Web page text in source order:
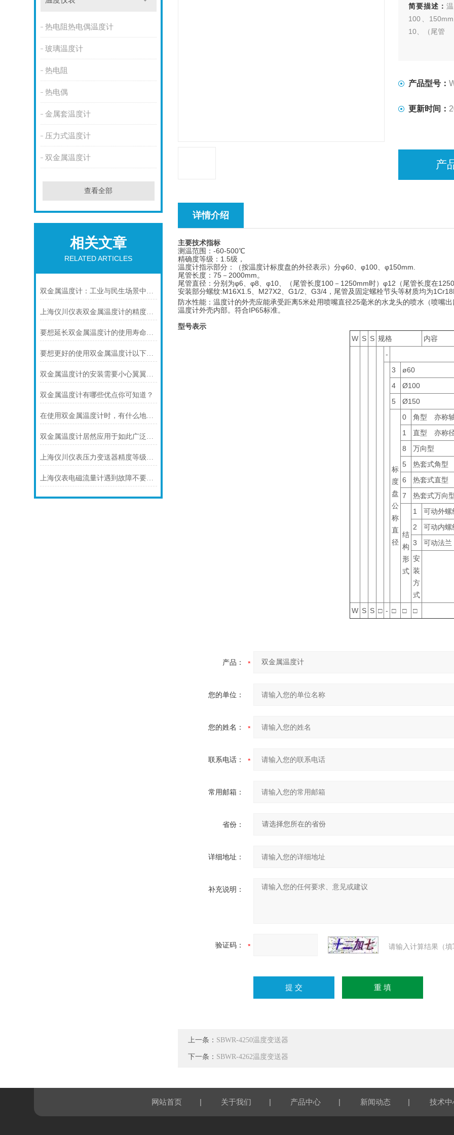
热电阻热电偶温度计
玻璃温度计
热电阻
热电偶
金属套温度计
压力式温度计
双金属温度计
查看全部
相关文章
RELATED ARTICLES
双金属温度计：工业与民生场景中的实用测温利器
上海仪川仪表双金属温度计的精度等级是如何划分的
要想延长双金属温度计的使用寿命可少不了以下步骤
要想更好的使用双金属温度计以下几点不可少
双金属温度计的安装需要小心翼翼的！
双金属温度计有哪些优点你可知道？
在使用双金属温度计时，有什么地方需要注意的呢？
双金属温度计居然应用于如此广泛的领域
上海仪川仪表压力变送器精度等级的划分方法
上海仪表电磁流量计遇到故障不要慌！先看下文
简要描述：
100、
10、（尾管
产品型号：
更新时间：
产
详情介绍
主要技术指标
测温范围：-60-500℃
精确度等级：1.5级，
温度计指示部分：（按温度计标度盘的外径表示）分φ60、φ100、φ150mm.
尾管长度：75－2000mm。
尾管直径：分别为φ6、φ8、φ10、（尾管长度100－1250mm时）φ12（尾管长度在1250
安装部分螺纹:M16X1.5、M27X2、G1/2、G3/4，尾管及固定螺栓节头等材质均为
防水性能：温度计的外壳应能承受距离5米处用喷嘴直径25毫米的水龙头的喷水（喷嘴
温度计外壳内部。符合IP65标准。
型号表示
W S S 规格
内容
-
3
ø60
4
Ø100
5
Ø150
标
度
盘
公
称
直
径
0
角型 亦称
1
直型 亦称
8
万向型
5
热套式角型
6
热套式直型
7
热套式万向
结
构
形
式
1
可动外螺
2
可动内螺
3
可动法兰
安
装
方
式
W S S □ - □ □ □
产品：
您的单位：
您的姓名：
联系电话：
常用邮箱：
省份：
详细地址：
补充说明：
验证码： 请输入计算结果（
上一条： SBWR-4250温度变送器
下一条： SBWR-4262温度变送器
网站首页 | 关于我们 | 产品中心 | 新闻动态 | 技术中